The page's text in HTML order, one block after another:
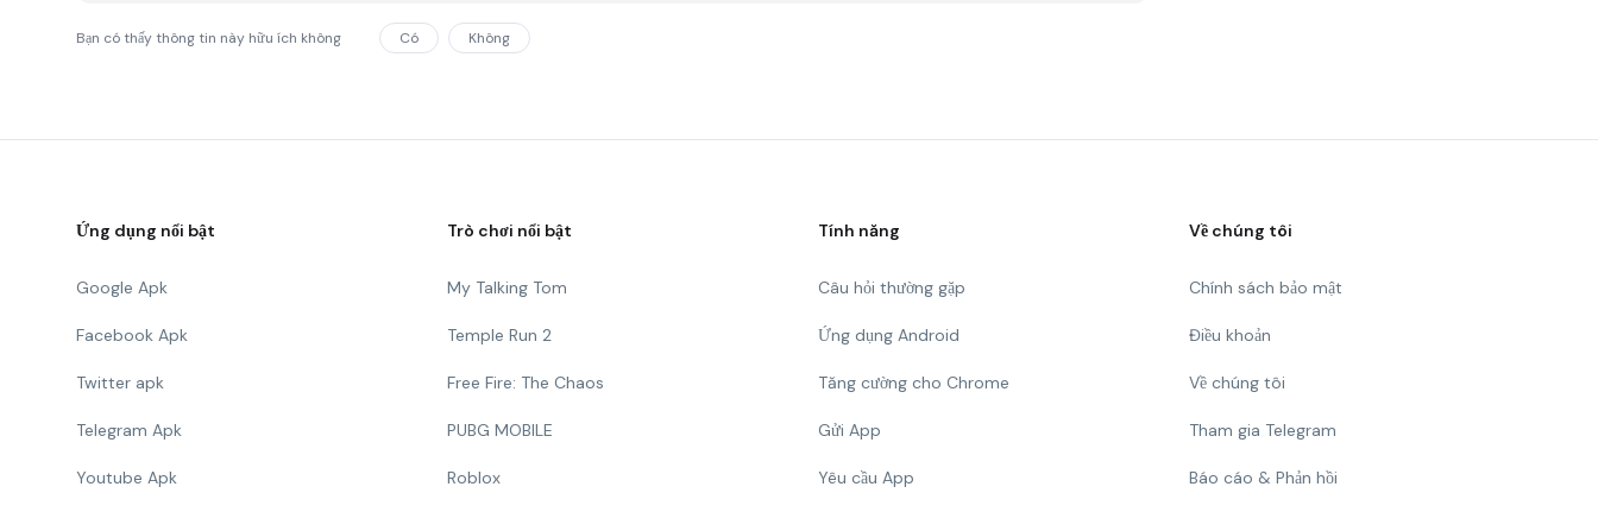
Bạn có thấy thông tin này hữu ích không Có Không
Ứng dụng nổi bật
Google Apk
Facebook Apk
Twitter apk
Telegram Apk
Youtube Apk
Trò chơi nổi bật
My Talking Tom
Temple Run 2
Free Fire: The Chaos
PUBG MOBILE
Roblox
Tính năng
Câu hỏi thường gặp
Ứng dụng Android
Tăng cường cho Chrome
Gửi App
Yêu cầu App
Về chúng tôi
Chính sách bảo mật
Điều khoản
Về chúng tôi
Tham gia Telegram
Báo cáo & Phản hồi